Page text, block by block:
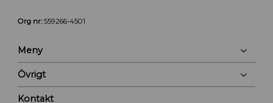
Org nr:559266-4501
Meny
Övrigt
Kontakt